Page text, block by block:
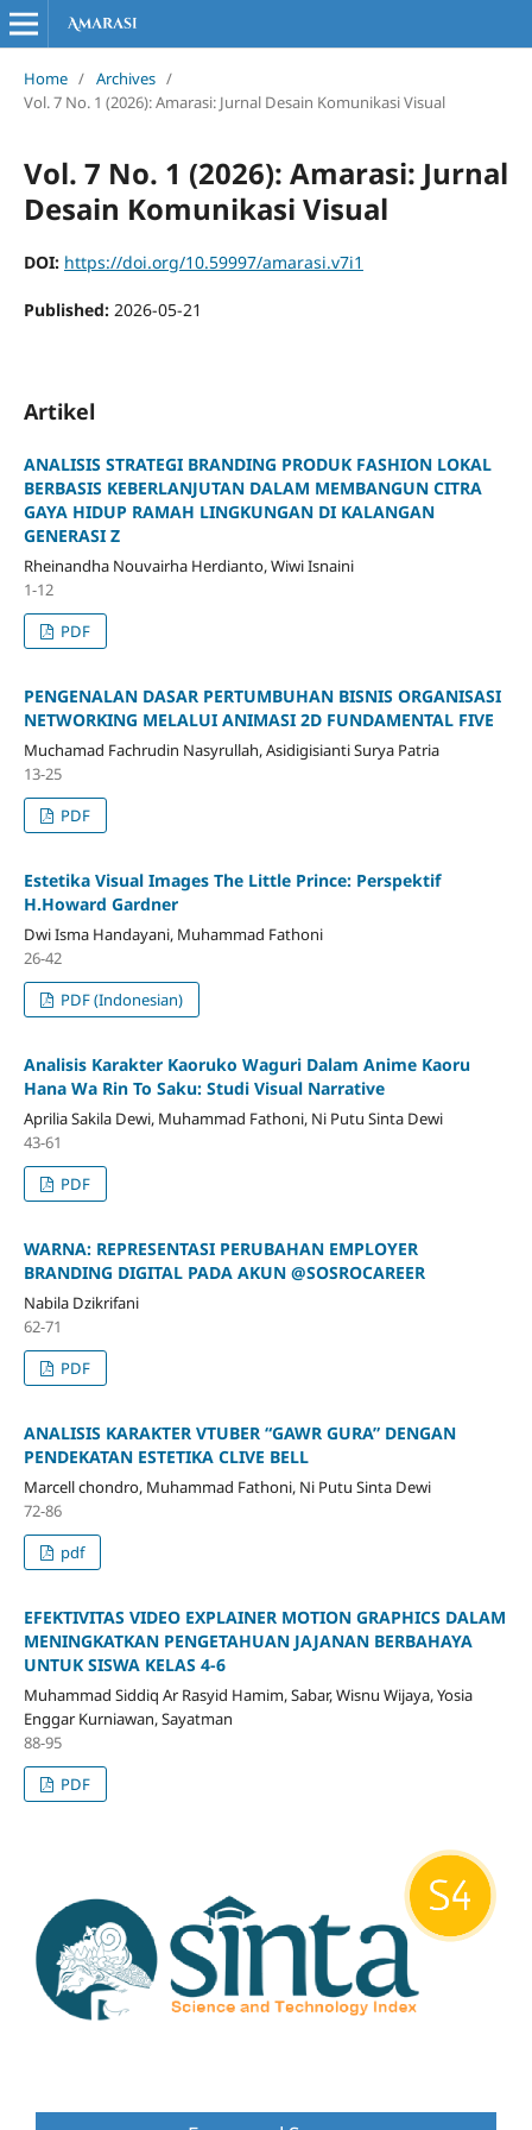
Home / Archives /
Vol. 7 No. 1 (2026): Amarasi: Jurnal Desain Komunikasi Visual
Vol. 7 No. 1 (2026): Amarasi: Jurnal
Desain Komunikasi Visual
DOI: https://doi.org/10.59997/amarasi.v7i1
Published: 2026-05-21
Artikel
ANALISIS STRATEGI BRANDING PRODUK FASHION LOKAL
BERBASIS KEBERLANJUTAN DALAM MEMBANGUN CITRA
GAYA HIDUP RAMAH LINGKUNGAN DI KALANGAN
GENERASI Z
Rheinandha Nouvairha Herdianto, Wiwi Isnaini
1-12
PDF
PENGENALAN DASAR PERTUMBUHAN BISNIS ORGANISASI
NETWORKING MELALUI ANIMASI 2D FUNDAMENTAL FIVE
Muchamad Fachrudin Nasyrullah, Asidigisianti Surya Patria
13-25
PDF
Estetika Visual Images The Little Prince: Perspektif
H.Howard Gardner
Dwi Isma Handayani, Muhammad Fathoni
26-42
PDF (Indonesian)
Analisis Karakter Kaoruko Waguri Dalam Anime Kaoru
Hana Wa Rin To Saku: Studi Visual Narrative
Aprilia Sakila Dewi, Muhammad Fathoni, Ni Putu Sinta Dewi
43-61
PDF
WARNA: REPRESENTASI PERUBAHAN EMPLOYER
BRANDING DIGITAL PADA AKUN @SOSROCAREER
Nabila Dzikrifani
62-71
PDF
ANALISIS KARAKTER VTUBER “GAWR GURA” DENGAN
PENDEKATAN ESTETIKA CLIVE BELL
Marcell chondro, Muhammad Fathoni, Ni Putu Sinta Dewi
72-86
pdf
EFEKTIVITAS VIDEO EXPLAINER MOTION GRAPHICS DALAM
MENINGKATKAN PENGETAHUAN JAJANAN BERBAHAYA
UNTUK SISWA KELAS 4-6
Muhammad Siddiq Ar Rasyid Hamim, Sabar, Wisnu Wijaya, Yosia
Enggar Kurniawan, Sayatman
88-95
PDF